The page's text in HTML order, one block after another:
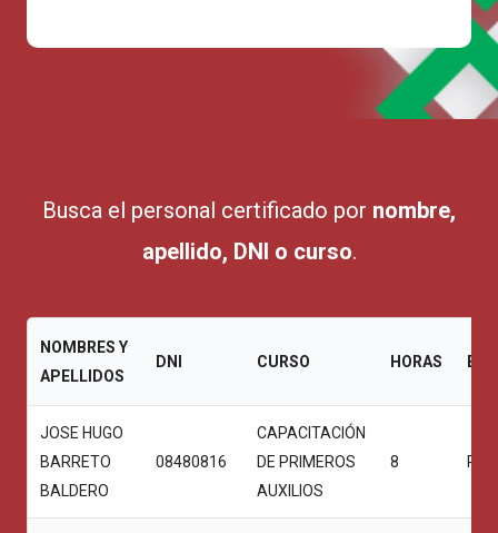
Busca el personal certificado por nombre,
apellido, DNI o curso.
NOMBRES Y
APELLIDOS
DNI CURSO HORAS
JOSE HUGO
BARRETO
BALDERO
08480816
CAPACITACIÓN
DE PRIMEROS
AUXILIOS
8